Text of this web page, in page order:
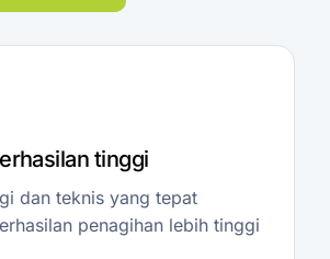
tinggi
dan teknis yang tepat
penagihan lebih tinggi